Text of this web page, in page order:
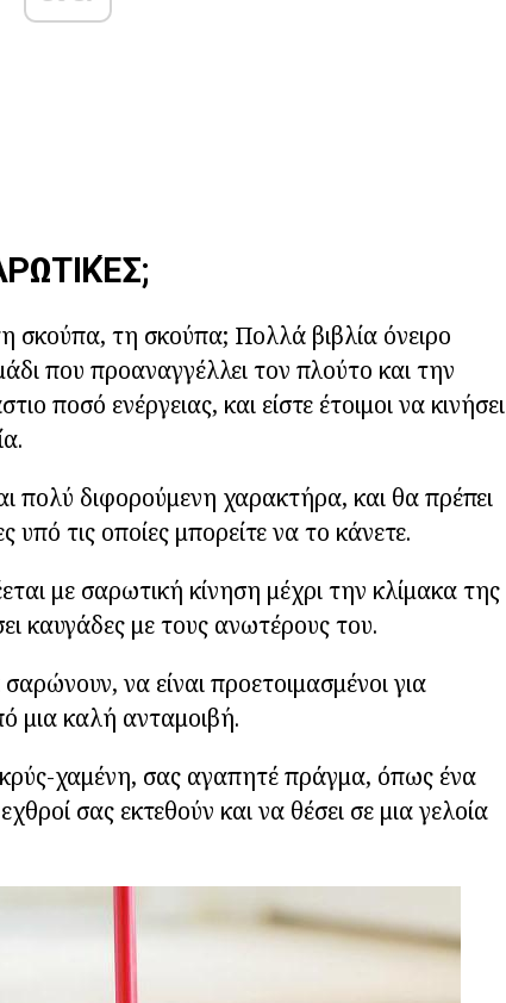
σκούπα, τη σκούπα; Πολλά βιβλία όνειρο
που προαναγγέλλει τον πλούτο και την
ποσό ενέργειας, και είστε έτοιμοι να κινήσει
πολύ διφορούμενη χαρακτήρα, και θα πρέπει
υπό τις οποίες μπορείτε να το κάνετε.
με σαρωτική κίνηση μέχρι την κλίμακα της
καυγάδες με τους ανωτέρους του.
να είναι προετοιμασμένοι για
μια καλή ανταμοιβή.
χαμένη, σας αγαπητέ πράγμα, όπως ένα
σας εκτεθούν και να θέσει σε μια γελοία